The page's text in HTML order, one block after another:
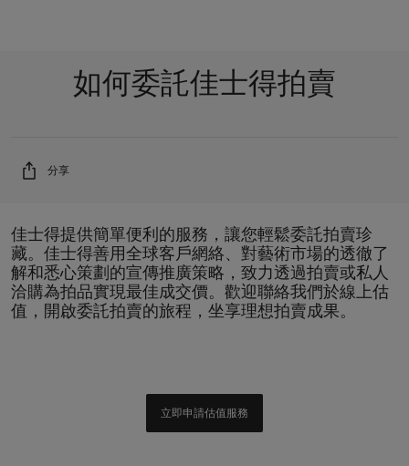
如何委託佳士得拍賣
分享
佳士得提供簡單便利的服務，讓您輕鬆委託拍賣珍
藏。佳士得善用全球客戶網絡、對藝術市場的透徹了
解和悉心策劃的宣傳推廣策略，致力透過拍賣或私人
洽購為拍品實現最佳成交價。歡迎聯絡我們於線上估
值，開啟委託拍賣的旅程，坐享理想拍賣成果。
立即申請估值服務